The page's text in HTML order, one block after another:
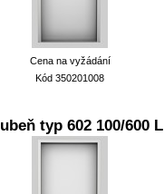
Cena na vyžádání
Kód 350201008
typ 602 100/600 L